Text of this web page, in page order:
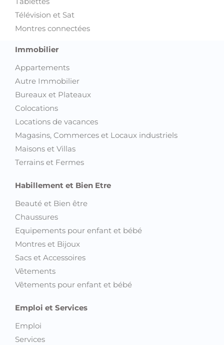
Télévision et Sat
Montres connectées
Immobilier
Appartements
Autre Immobilier
Bureaux et Plateaux
Colocations
Locations de vacances
Magasins, Commerces et Locaux industriels
Maisons et Villas
Terrains et Fermes
Habillement et Bien Etre
Beauté et Bien être
Chaussures
Equipements pour enfant et bébé
Montres et Bijoux
Sacs et Accessoires
Vêtements
Vêtements pour enfant et bébé
Emploi et Services
Emploi
Services